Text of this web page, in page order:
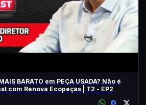
BARATO em PEÇA USADA? Não é
com Renova Ecopeças | T2 - EP2